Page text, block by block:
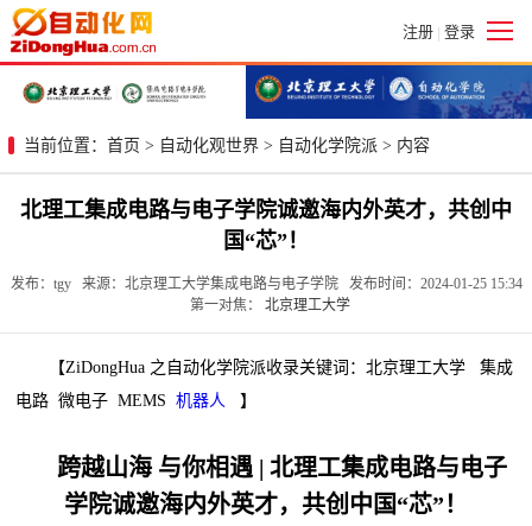
注册 | 登录
当前位置： 首页 > 自动化观世界 > 自动化学院派 > 内容
北理工集成电路与电子学院诚邀海内外英才，共创中
国“芯”！
发布：tgy 来源：北京理工大学集成电路与电子学院 发布时间：2024-01-25 15:34
第一对焦： 北京理工大学
【ZiDongHua 之自动化学院派收录关键词：北京理工大学 集成
电路 微电子 MEMS机器人 】
跨越山海 与你相遇 | 北理工集成电路与电子
学院诚邀海内外英才，共创中国“芯”！